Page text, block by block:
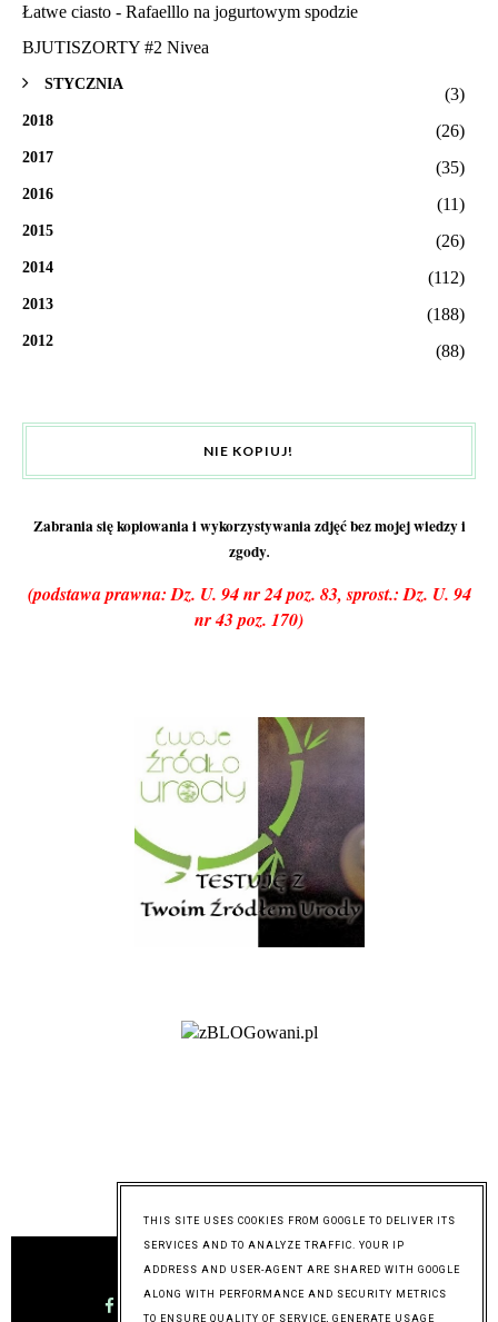
Łatwe ciasto - Rafaelllo na jogurtowym spodzie
BJUTISZORTY #2 Nivea
STYCZNIA
(3)
2018
(26)
2017
(35)
2016
(11)
2015
(26)
2014
(112)
2013
(188)
2012
(88)
NIE KOPIUJ!
Zabrania się kopiowania i wykorzystywania zdjęć bez mojej wiedzy i
zgody.
(podstawa prawna: Dz. U. 94 nr 24 poz. 83, sprost.: Dz. U. 94
nr 43 poz. 170)
@mymixoflife
THIS SITE USES COOKIES FROM GOOGLE TO DELIVER ITS
SERVICES AND TO ANALYZE TRAFFIC. YOUR IP
ADDRESS AND USER-AGENT ARE SHARED WITH GOOGLE
ALONG WITH PERFORMANCE AND SECURITY METRICS
TO ENSURE QUALITY OF SERVICE, GENERATE USAGE